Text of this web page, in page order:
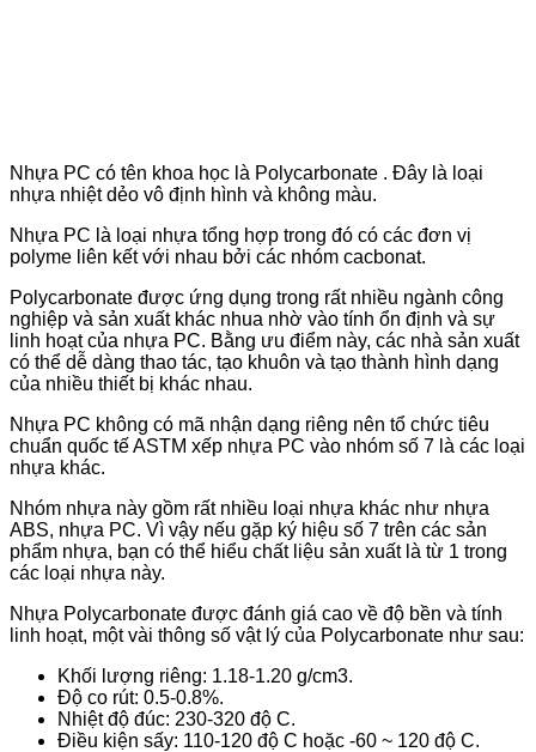
Nhựa PC có tên khoa học là Polycarbonate . Đây là loại
nhựa nhiệt dẻo vô định hình và không màu.
Nhựa PC là loại nhựa tổng hợp trong đó có các đơn vị
polyme liên kết với nhau bởi các nhóm cacbonat.
Polycarbonate được ứng dụng trong rất nhiều ngành công
nghiệp và sản xuất khác nhua nhờ vào tính ổn định và sự
linh hoạt của nhựa PC. Bằng ưu điểm này, các nhà sản xuất
có thể dễ dàng thao tác, tạo khuôn và tạo thành hình dạng
của nhiều thiết bị khác nhau.
Nhựa PC không có mã nhận dạng riêng nên tổ chức tiêu
chuẩn quốc tế ASTM xếp nhựa PC vào nhóm số 7 là các loại
nhựa khác.
Nhóm nhựa này gồm rất nhiều loại nhựa khác như nhựa
ABS, nhựa PC. Vì vậy nếu gặp ký hiệu số 7 trên các sản
phẩm nhựa, bạn có thể hiểu chất liệu sản xuất là từ 1 trong
các loại nhựa này.
Nhựa Polycarbonate được đánh giá cao về độ bền và tính
linh hoạt, một vài thông số vật lý của Polycarbonate như sau:
Khối lượng riêng: 1.18-1.20 g/cm3.
Độ co rút: 0.5-0.8%.
Nhiệt độ đúc: 230-320 độ C.
Điều kiện sấy: 110-120 độ C hoặc -60 ~ 120 độ C.